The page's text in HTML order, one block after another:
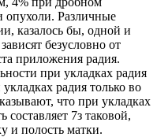
Различные
казалось бы, одной и
безусловно от
приложения радия.
при укладках радия
радия только во
что при укладках
составляет 7з таковой,
и полость матки.